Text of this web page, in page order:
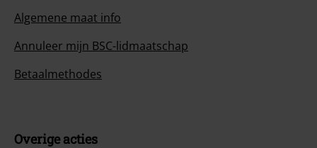
Algemene maat info
Annuleer mijn BSC-lidmaatschap
Betaalmethodes
Overige acties